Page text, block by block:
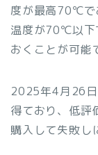
度が最高70℃で
温度が70℃以下
おくことが可能
2025年4月26
得ており、低評
購入して失敗し